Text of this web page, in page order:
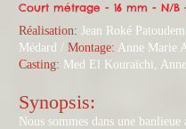
Court métrage - 16 mm - N/B
Réalisation: Jean Roké
Médard / Montage: Anne Marie
Casting: Med El Kouraïchi,
Synopsis:
Nous sommes dans une